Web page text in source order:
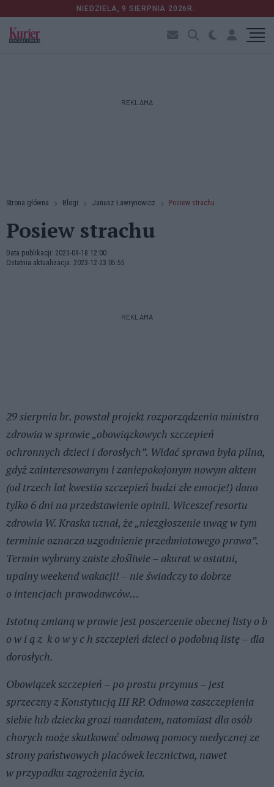
NIEDZIELA, 9 SIERPNIA 2026R.
REKLAMA
Strona główna Blogi Janusz Ławrynowicz Posiew strachu
Posiew strachu
Data publikacji: 2023-09-18 12:00
Ostatnia aktualizacja: 2023-12-23 05:55
REKLAMA
29 sierpnia br. powstał projekt rozporządzenia ministra
zdrowia w sprawie „obowiązkowych szczepień
ochronnych dzieci i dorosłych”. Widać sprawa była pilna,
gdyż zainteresowanym i zaniepokojonym nowym aktem
(od trzech lat kwestia szczepień budzi złe emocje!) dano
tylko 6 dni na przedstawienie opinii. Wiceszef resortu
zdrowia W. Kraska uznał, że „niezgłoszenie uwag w tym
terminie oznacza uzgodnienie przedmiotowego prawa”.
Termin wybrany zaiste złośliwie – akurat w ostatni,
upalny weekend wakacji! – nie świadczy to dobrze
o intencjach prawodawców…
Istotną zmianą w prawie jest poszerzenie obecnej listy o b
o w i ą z k o w y c h szczepień dzieci o podobną listę – dla
dorosłych.
Obowiązek szczepień – po prostu przymus – jest
sprzeczny z Konstytucją III RP. Odmowa zaszczepienia
siebie lub dziecka grozi mandatem, natomiast dla osób
chorych może skutkować odmową pomocy medycznej ze
strony państwowych placówek lecznictwa, nawet
w przypadku zagrożenia życia.